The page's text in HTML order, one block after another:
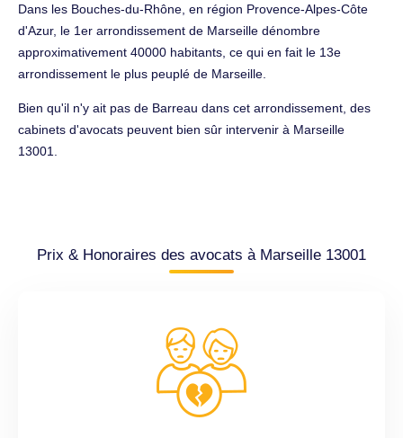
Dans les Bouches-du-Rhône, en région Provence-Alpes-Côte
d'Azur, le 1er arrondissement de Marseille dénombre
approximativement 40000 habitants, ce qui en fait le 13e
arrondissement le plus peuplé de Marseille.
Bien qu'il n'y ait pas de Barreau dans cet arrondissement, des
cabinets d'avocats peuvent bien sûr intervenir à Marseille
13001.
Prix & Honoraires des avocats à Marseille 13001